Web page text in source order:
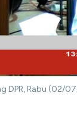
DPR, Rabu (02/